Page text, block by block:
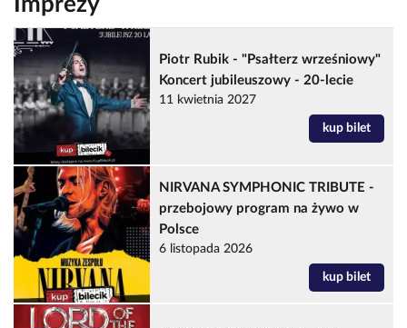
Piotr Rubik - "Psałterz wrześniowy"
Koncert jubileuszowy - 20-lecie
11 kwietnia 2027
kup bilet
NIRVANA SYMPHONIC TRIBUTE -
przebojowy program na żywo w
Polsce
6 listopada 2026
kup bilet